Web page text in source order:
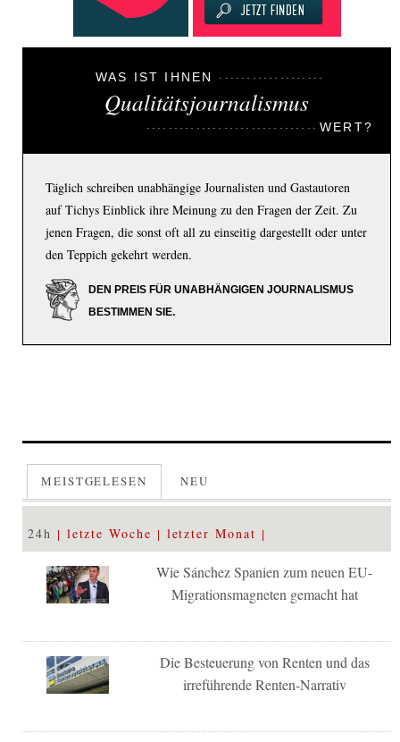
WAS IST IHNEN
Qualitätsjournalismus
WERT?
Täglich schreiben unabhängige Journalisten und Gastautoren
auf Tichys Einblick ihre Meinung zu den Fragen der Zeit. Zu
jenen Fragen, die sonst oft all zu einseitig dargestellt oder unter
den Teppich gekehrt werden.
DEN PREIS FÜR UNABHÄNGIGEN JOURNALISMUS
BESTIMMEN SIE.
MEISTGELESEN NEU
24h letzte Woche letzter Monat
Wie Sánchez Spanien zum neuen EU-
Migrationsmagneten gemacht hat
Die Besteuerung von Renten und das
irreführende Renten-Narrativ